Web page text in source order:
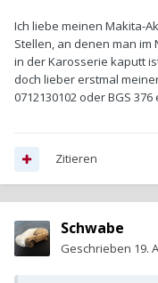
Ich liebe meinen Makita-
Stellen, an denen man
in der Karosserie kaputt
doch lieber erstmal
0712130102 oder BGS 376
Zitieren
Schwabe
Geschrieben 19.